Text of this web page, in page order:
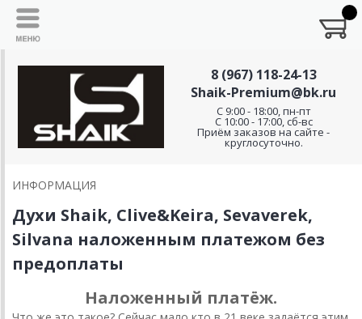
8 (967) 118-24-13
Shaik-Premium@bk.ru
C 9:00 - 18:00, пн-пт
С 10:00 - 17:00, сб-вс
Приём заказов на сайте -
круглосуточно.
ИНФОРМАЦИЯ
Духи Shaik, Clive&Keira, Sevaverek,
Silvana наложенным платежом без
предоплаты
Наложенный платёж.